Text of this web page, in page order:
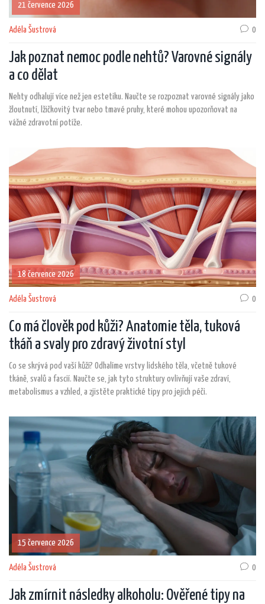
21 července 2026
Adéla Šustrová 0
Jak poznat nemoc podle nehtů? Varovné signály
a co dělat
Nehty odhalují více než jen estetiku. Naučte se rozpoznat varovné signály jako
žloutnutí, lžičkovitý tvar nebo tmavé pruhy, které mohou upozorňovat na
vážné zdravotní potíže.
18 července 2026
Adéla Šustrová 0
Co má člověk pod kůži? Anatomie těla, tuková
tkáň a svaly pro zdravý životní styl
Co se skrývá pod vaší kůží? Odhalíme vrstvy lidského těla, včetně tukové
tkáně, svalů a fascií. Naučte se, jak tyto struktury ovlivňují vaše zdraví,
metabolismus a vzhled, a zjistěte praktické tipy pro jejich péči.
15 července 2026
Adéla Šustrová 0
Jak zmírnit následky alkoholu: Ověřené tipy na